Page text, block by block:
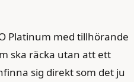
Platinum med tillhörande
ska räcka utan att ett
sig direkt som det ju